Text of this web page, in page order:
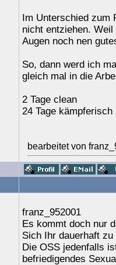
Im Unterschied zum
nicht entziehen.
Augen noch nen
So, dann werd ich
gleich mal in die
2 Tage clean
24 Tage kämpferisch
bearbeitet von
franz_952001
Es kommt doch nur
Sich Ihr dauerhaft
Die OSS jedenfalls
befriedigendes